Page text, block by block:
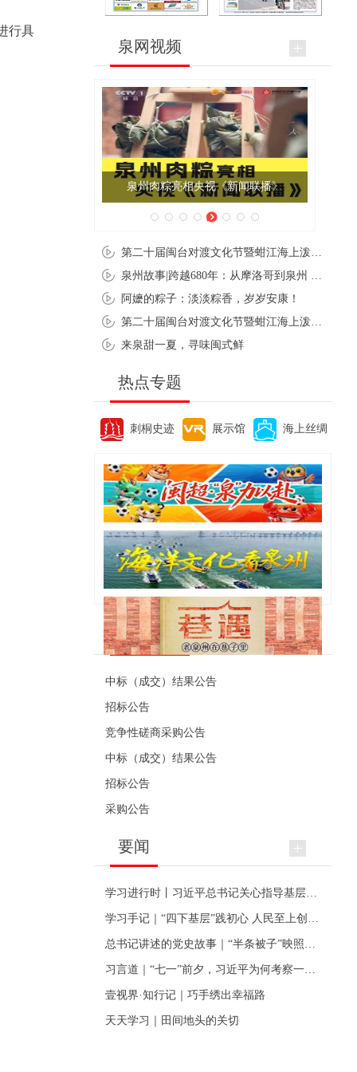
行具
泉网视频
泉州肉粽亮相央视《新闻联播》
阿嬷的粽子：淡淡粽香，岁岁安康！
来泉甜一夏，寻味闽式鲜
热点专题
刺桐史迹 展示馆 海上丝绸
便民资讯
中标（成交）结果公告
招标公告
竞争性磋商采购公告
中标（成交）结果公告
招标公告
采购公告
要闻
壹视界·知行记｜巧手绣出幸福路
天天学习｜田间地头的关切